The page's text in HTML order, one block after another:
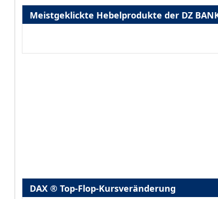
Meistgeklickte Hebelprodukte der DZ
DAX ® Top-Flop-Kursveränderung